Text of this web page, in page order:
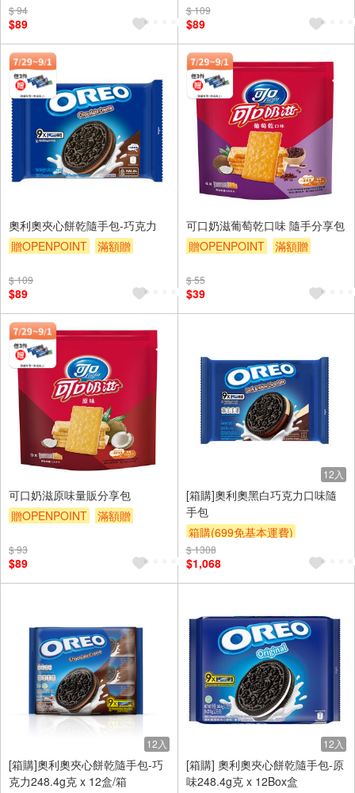
$ 94
$89
$ 109
$89
奧利奧夾心餅乾隨手包-巧克力
贈OPENPOINT
滿額贈
$ 109
$89
可口奶滋葡萄乾口味 隨手分享包
贈OPENPOINT
滿額贈
$ 55
$39
可口奶滋原味量販分享包
贈OPENPOINT
滿額贈
$ 93
$89
12入
[箱購]奧利奧黑白巧克力口味隨
手包
箱購(699免基本運費)
贈OPENPOINT
贈$200
$ 1308
$1,068
12入
[箱購]奧利奧夾心餅乾隨手包-巧
克力248.4g克 x 12盒/箱
12入
[箱購] 奧利奧夾心餅乾隨手包-原
味248.4g克 x 12Box盒